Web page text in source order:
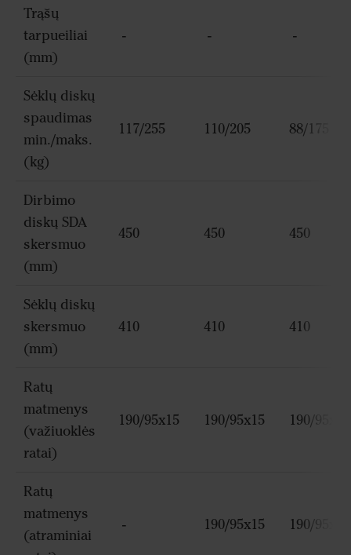
Trąšų
tarpueiliai
(mm)
- - -
Sėklų diskų
spaudimas
min./maks.
(kg)
117/255 110/205 88/175
Dirbimo
diskų SDA
skersmuo
(mm)
450 450 450
Sėklų diskų
skersmuo
(mm)
410 410 410
Ratų
matmenys
(važiuoklės
ratai)
190/95x15 190/95x15 190/95x15
Ratų
matmenys
(atraminiai
- 190/95x15 190/95x15